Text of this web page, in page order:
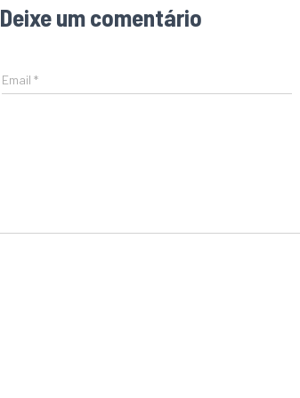
Deixe um comentário
Email*